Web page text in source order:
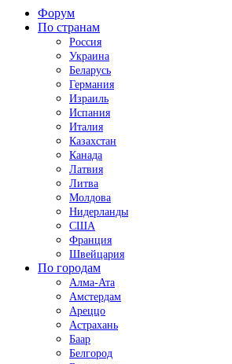
Форум
По странам
Россия
Украина
Беларусь
Германия
Израиль
Испания
Италия
Казахстан
Канада
Латвия
Литва
Молдова
Нидерланды
США
Франция
Швейцария
По городам
Алма-Ата
Амстердам
Ареццо
Астрахань
Баар
Белгород